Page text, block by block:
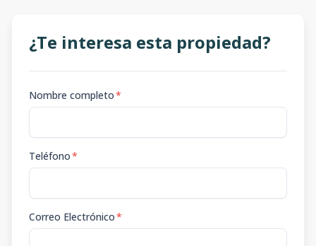
¿Te interesa esta propiedad?
Nombre completo*
Teléfono*
Correo Electrónico*